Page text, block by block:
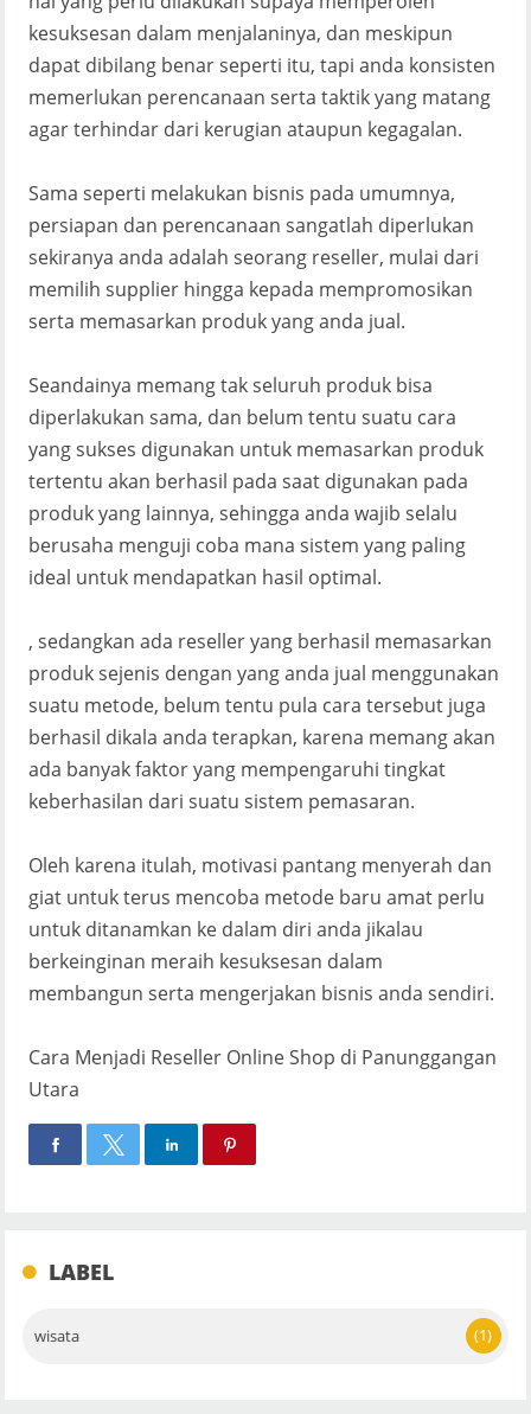
kesuksesan dalam menjalaninya, dan meskipun
dapat dibilang benar seperti itu, tapi anda konsisten
memerlukan perencanaan serta taktik yang matang
agar terhindar dari kerugian ataupun kegagalan.
Sama seperti melakukan bisnis pada umumnya,
persiapan dan perencanaan sangatlah diperlukan
sekiranya anda adalah seorang reseller, mulai dari
memilih supplier hingga kepada mempromosikan
serta memasarkan produk yang anda jual.
Seandainya memang tak seluruh produk bisa
diperlakukan sama, dan belum tentu suatu cara
yang sukses digunakan untuk memasarkan produk
tertentu akan berhasil pada saat digunakan pada
produk yang lainnya, sehingga anda wajib selalu
berusaha menguji coba mana sistem yang paling
ideal untuk mendapatkan hasil optimal.
, sedangkan ada reseller yang berhasil memasarkan
produk sejenis dengan yang anda jual menggunakan
suatu metode, belum tentu pula cara tersebut juga
berhasil dikala anda terapkan, karena memang akan
ada banyak faktor yang mempengaruhi tingkat
keberhasilan dari suatu sistem pemasaran.
Oleh karena itulah, motivasi pantang menyerah dan
giat untuk terus mencoba metode baru amat perlu
untuk ditanamkan ke dalam diri anda jikalau
berkeinginan meraih kesuksesan dalam
membangun serta mengerjakan bisnis anda sendiri.
Cara Menjadi Reseller Online Shop di Panunggangan
Utara
LABEL
wisata (1)